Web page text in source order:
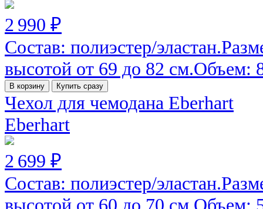
2 990 ₽
Состав: полиэстер/
высотой от 69 до 82 см.Объем:
В корзину Купить сразу
Чехол для чемодана Eberhart
Eberhart
2 699 ₽
Состав: полиэстер/